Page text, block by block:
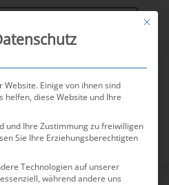
Tools
Mit
Einige von ihnen sind
helfen, diese Website und Ihre
und Ihre Zustimmung zu freiwilligen
Sie Ihre Erziehungsberechtigten
Technologien auf unserer
während andere uns